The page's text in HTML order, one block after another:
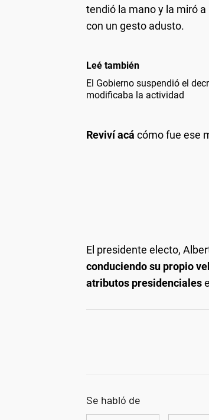
tendió la mano y la miró
con un gesto adusto.
Leé también
El Gobierno suspendió el
modificaba la actividad
Reviví acá cómo fue ese
El presidente electo,
conduciendo su propio
atributos presidenciales
Se habló de